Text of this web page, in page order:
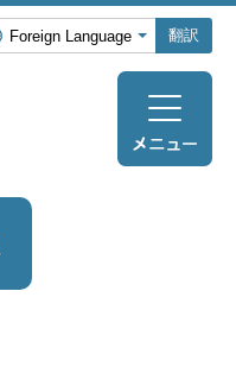
翻訳